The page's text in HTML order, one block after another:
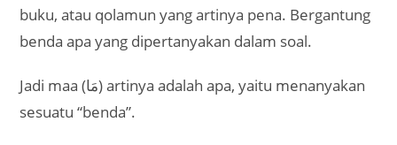
buku, atau qolamun yang artinya pena. Bergantung
benda apa yang dipertanyakan dalam soal.
Jadi maa (مَا) artinya adalah apa, yaitu menanyakan
sesuatu “benda”.